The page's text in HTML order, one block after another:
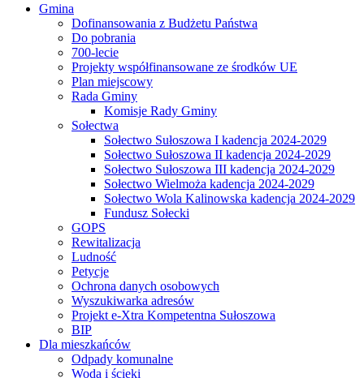
Gmina
Dofinansowania z Budżetu Państwa
Do pobrania
700-lecie
Projekty współfinansowane ze środków UE
Plan miejscowy
Rada Gminy
Komisje Rady Gminy
Sołectwa
Sołectwo Sułoszowa I kadencja 2024-2029
Sołectwo Sułoszowa II kadencja 2024-2029
Sołectwo Sułoszowa III kadencja 2024-2029
Sołectwo Wielmoża kadencja 2024-2029
Sołectwo Wola Kalinowska kadencja 2024-2029
Fundusz Sołecki
GOPS
Rewitalizacja
Ludność
Petycje
Ochrona danych osobowych
Wyszukiwarka adresów
Projekt e-Xtra Kompetentna Sułoszowa
BIP
Dla mieszkańców
Odpady komunalne
Woda i ścieki